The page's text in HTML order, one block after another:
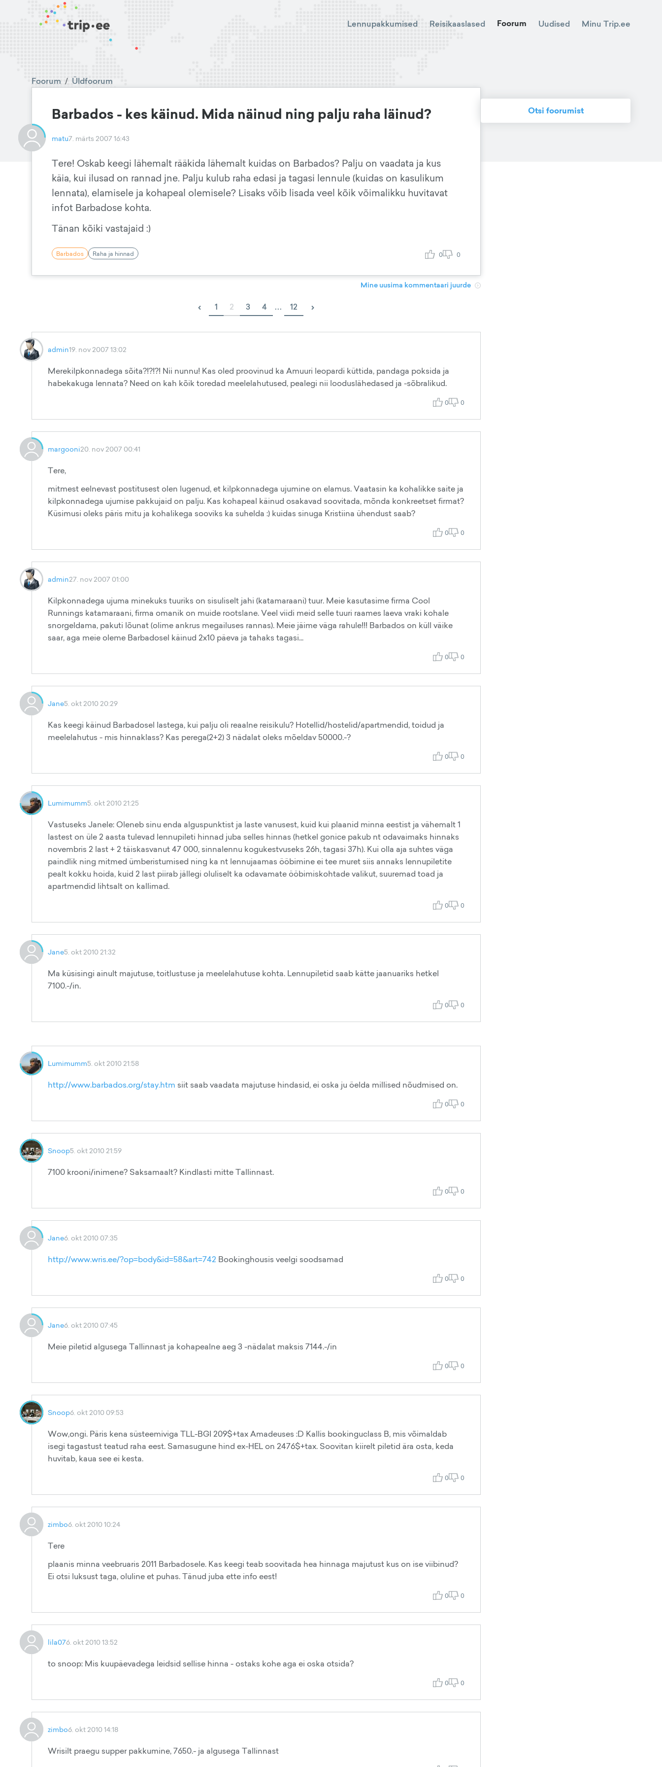
Lennupakkumised Reisikaaslased Foorum Uudised Minu Trip.ee
Foorum / Üldfoorum
Barbados - kes käinud. Mida näinud ning palju raha läinud?
matu7. märts 2007 16:43
Tere! Oskab keegi lähemalt rääkida lähemalt kuidas on Barbados? Palju on vaadata ja kus
käia, kui ilusad on rannad jne. Palju kulub raha edasi ja tagasi lennule (kuidas on kasulikum
lennata), elamisele ja kohapeal olemisele? Lisaks võib lisada veel kõik võimalikku huvitavat
infot Barbadose kohta.
Tänan kõiki vastajaid :)
Barbados Raha ja hinnad 0 0
Mine uusima kommentaari juurde
‹ 1 2 3 4 ... 12 ›
admin19. nov 2007 13:02
Merekilpkonnadega sõita?!?!?! Nii nunnu! Kas oled proovinud ka Amuuri leopardi küttida, pandaga poksida ja
habekakuga lennata? Need on kah kõik toredad meelelahutused, pealegi nii looduslähedased ja -sõbralikud.
0 0
margooni20. nov 2007 00:41
Tere,
mitmest eelnevast postitusest olen lugenud, et kilpkonnadega ujumine on elamus. Vaatasin ka kohalikke saite ja
kilpkonnadega ujumise pakkujaid on palju. Kas kohapeal käinud osakavad soovitada, mõnda konkreetset firmat?
Küsimusi oleks päris mitu ja kohalikega sooviks ka suhelda :) kuidas sinuga Kristiina ühendust saab?
0 0
admin27. nov 2007 01:00
Kilpkonnadega ujuma minekuks tuuriks on sisuliselt jahi (katamaraani) tuur. Meie kasutasime firma Cool
Runnings katamaraani, firma omanik on muide rootslane. Veel viidi meid selle tuuri raames laeva vraki kohale
snorgeldama, pakuti lõunat (olime ankrus megailuses rannas). Meie jäime väga rahule!!! Barbados on küll väike
saar, aga meie oleme Barbadosel käinud 2x10 päeva ja tahaks tagasi...
0 0
Jane5. okt 2010 20:29
Kas keegi käinud Barbadosel lastega, kui palju oli reaalne reisikulu? Hotellid/hostelid/apartmendid, toidud ja
meelelahutus - mis hinnaklass? Kas perega(2+2) 3 nädalat oleks mõeldav 50000.-?
0 0
Lumimumm5. okt 2010 21:25
Vastuseks Janele: Oleneb sinu enda alguspunktist ja laste vanusest, kuid kui plaanid minna eestist ja vähemalt 1
lastest on üle 2 aasta tulevad lennupileti hinnad juba selles hinnas (hetkel gonice pakub nt odavaimaks hinnaks
novembris 2 last + 2 täiskasvanut 47 000, sinnalennu kogukestvuseks 26h, tagasi 37h). Kui olla aja suhtes väga
paindlik ning mitmed ümberistumised ning ka nt lennujaamas ööbimine ei tee muret siis annaks lennupiletite
pealt kokku hoida, kuid 2 last piirab jällegi oluliselt ka odavamate ööbimiskohtade valikut, suuremad toad ja
apartmendid lihtsalt on kallimad.
0 0
Jane5. okt 2010 21:32
Ma küsisingi ainult majutuse, toitlustuse ja meelelahutuse kohta. Lennupiletid saab kätte jaanuariks hetkel
7100.-/in.
0 0
Lumimumm5. okt 2010 21:58
http://www.barbados.org/stay.htm siit saab vaadata majutuse hindasid, ei oska ju öelda millised nõudmised on.
0 0
Snoop5. okt 2010 21:59
7100 krooni/inimene? Saksamaalt? Kindlasti mitte Tallinnast.
0 0
Jane6. okt 2010 07:35
http://www.wris.ee/?op=body&id=58&art=742 Bookinghousis veelgi soodsamad
0 0
Jane6. okt 2010 07:45
Meie piletid algusega Tallinnast ja kohapealne aeg 3 -nädalat maksis 7144.-/in
0 0
Snoop6. okt 2010 09:53
Wow,ongi. Päris kena süsteemiviga TLL-BGI 209$+tax Amadeuses :D Kallis bookinguclass B, mis võimaldab
isegi tagastust teatud raha eest. Samasugune hind ex-HEL on 2476$+tax. Soovitan kiirelt piletid ära osta, keda
huvitab, kaua see ei kesta.
0 0
zimbo6. okt 2010 10:24
Tere
plaanis minna veebruaris 2011 Barbadosele. Kas keegi teab soovitada hea hinnaga majutust kus on ise viibinud?
Ei otsi luksust taga, oluline et puhas. Tänud juba ette info eest!
0 0
lila076. okt 2010 13:52
to snoop: Mis kuupäevadega leidsid sellise hinna - ostaks kohe aga ei oska otsida?
0 0
zimbo6. okt 2010 14:18
Wrisilt praegu supper pakkumine, 7650.- ja algusega Tallinnast
Otsi foorumist